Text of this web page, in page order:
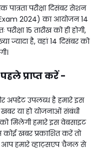
पात्रता परीक्षा दिसंबर सेशन
2024) का आयोजन 14
15 तारीख को ही होगी,
ज्यादा है, वहां 14 दिसंबर को
प्राप्त करें -
अपडेट उपलब्ध है हमारे इस
खबर या हो योजनाओं संबंधी
मिलेगी हमारे इस वेबसाइट
खबर प्रकाशित करें तो
हमारे व्हाट्सएप चैनल से